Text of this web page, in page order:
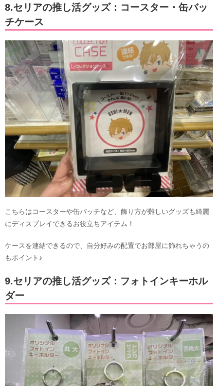
8.セリアの推し活グッズ：コースター・缶バッ
チケース
こちらはコースターや缶バッチなど、飾り方が難しいグッズも綺麗
にディスプレイできるお役立ちアイテム！
ケースを連結できるので、自分好みの配置でお部屋に飾れちゃうの
もポイント♪
9.セリアの推し活グッズ：フォトインキーホル
ダー